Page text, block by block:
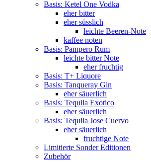
Basis: Ketel One Vodka
eher bitter
eher süsslich
leichte Beeren-Note
kaffee noten
Basis: Pampero Rum
leichte bitter Note
eher fruchtig
Basis: T+ Liquore
Basis: Tanqueray Gin
eher säuerlich
Basis: Tequila Exotico
eher säuerlich
Basis: Tequila Jose Cuervo
eher säuerlich
fruchtige Note
Limitierte Sonder Editionen
Zubehör